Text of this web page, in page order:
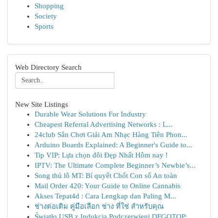
Shopping
Society
Sports
Web Directory Search
New Site Listings
Durable Wear Solutions For Industry
Cheapest Referral Advertising Networks : L...
24club Sân Chơi Giải Am Nhạc Hàng Tiên Phon...
Arduino Boards Explained: A Beginner's Guide to...
Tip VIP: Lựa chọn đôi Đẹp Nhất Hôm nay !
IPTV: The Ultimate Complete Beginner’s Newbie’s...
Song thủ lô MT: Bí quyết Chốt Con số An toàn
Mail Order 420: Your Guide to Online Cannabis
Akses Tepat4d : Cara Lengkap dan Paling M...
ช่างต่อเติม คู่มือเลือก ช่าง ที่ใช่ สำหรับคุณ